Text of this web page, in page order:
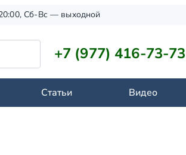
Сб-Вс — выходной
+7 (977) 416-73-73
Статьи Видео